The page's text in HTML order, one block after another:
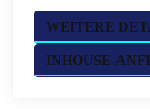
WEITERE
INHOUSE-